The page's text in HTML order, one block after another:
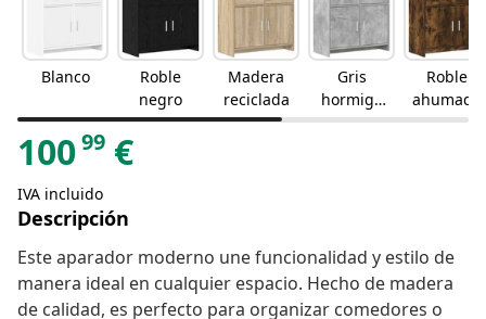
Blanco
Roble
negro
Madera
reciclada
Gris
hormigó
n
Roble
ahumado
10099 €
IVA incluido
Descripción
Este aparador moderno une funcionalidad y estilo de
manera ideal en cualquier espacio. Hecho de madera
de calidad, es perfecto para organizar comedores o